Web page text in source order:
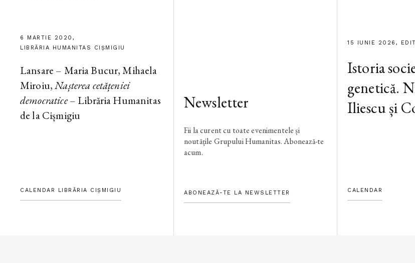
15 IUNIE 2026,
Istoria
genetică.
Iliescu și
CALENDAR
6 MARTIE 2020,
LIBRĂRIA HUMANITAS CIȘMIGIU
Lansare – Maria Bucur, Mihaela
Miroiu,Nașterea cetățeniei
democratice– Librăria Humanitas
de la Cișmigiu
CALENDAR LIBRĂRIA CIȘMIGIU
Newsletter
Fii la curent cu toate evenimentele și
noutățile Grupului Humanitas. Abonează-te
acum.
ABONEAZĂ-TE LA NEWSLETTER